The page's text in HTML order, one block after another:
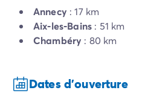
Annecy : 17 km
Aix-les-Bains : 51 km
Chambéry : 80 km
Dates d'ouverture